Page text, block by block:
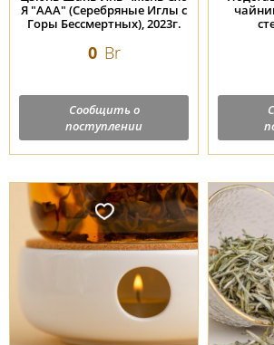
Я "ААА" (Серебряные Иглы с
Горы Бессмертных), 2023г.
0 Br
Сообщить о
поступлении